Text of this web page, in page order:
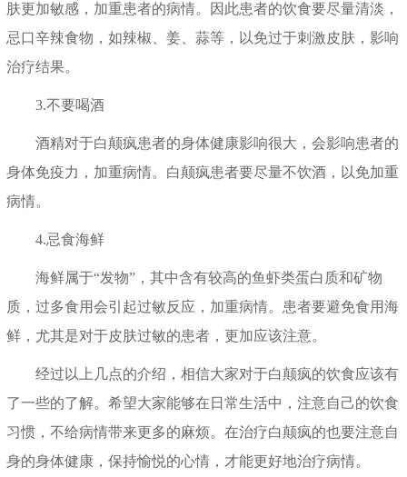
肤更加敏感，加重患者的病情。因此患者的饮食要尽量清淡，
忌口辛辣食物，如辣椒、姜、蒜等，以免过于刺激皮肤，影响
治疗结果。
3.不要喝酒
酒精对于白颠疯患者的身体健康影响很大，会影响患者的
身体免疫力，加重病情。白颠疯患者要尽量不饮酒，以免加重
病情。
4.忌食海鲜
海鲜属于“发物”，其中含有较高的鱼虾类蛋白质和矿物
质，过多食用会引起过敏反应，加重病情。患者要避免食用海
鲜，尤其是对于皮肤过敏的患者，更加应该注意。
经过以上几点的介绍，相信大家对于白颠疯的饮食应该有
了一些的了解。希望大家能够在日常生活中，注意自己的饮食
习惯，不给病情带来更多的麻烦。在治疗白颠疯的也要注意自
身的身体健康，保持愉悦的心情，才能更好地治疗病情。